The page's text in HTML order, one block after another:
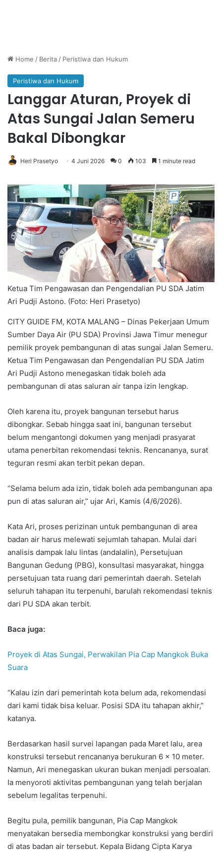
Home / Berita / Peristiwa dan Hukum
Peristiwa dan Hukum
Langgar Aturan, Proyek di
Atas Sungai Jalan Semeru
Bakal Dibongkar
Heri Prasetyo 4 Juni 2026 0 103 1 minute read
Ketua Tim Pengawasan dan Pengendalian PU SDA Jatim
Ari Pudji Astono. (Foto: Heri Prasetyo)
CITY GUIDE FM, KOTA MALANG – Dinas Pekerjaan Umum
Sumber Daya Air (PU SDA) Provinsi Jawa Timur menegur
pemilik proyek pembangunan di atas sungai Jalan Semeru.
Ketua Tim Pengawasan dan Pengendalian PU SDA Jatim
Ari Pudji Astono menegaskan tidak boleh ada
pembangunan di atas saluran air tanpa izin lengkap.
Oleh karena itu, proyek bangunan tersebut harus
dibongkar. Sebab hingga saat ini, bangunan tersebut
belum mengantongi dokumen yang menjadi prasyarat
utama penerbitan rekomendasi teknis. Rencananya, surat
teguran resmi akan terbit pekan depan.
“Selama belum ada izin, tidak boleh ada pembangunan apa
pun di atas saluran air,” ujar Ari, Kamis (4/6/2026).
Kata Ari, proses perizinan untuk pembangunan di area
badan air harus melewati sejumlah tahapan. Mulai dari
analisis dampak lalu lintas (andalalin), Persetujuan
Bangunan Gedung (PBG), konsultasi masyarakat, hingga
persetujuan tata ruang dari pemerintah daerah. Setelah
seluruh tahapan itu terpenuhi, barulah rekomendasi teknis
dari PU SDA akan terbit.
Baca juga:
Proyek di Atas Sungai, Perwakilan Pia Cap Mangkok Buka
Suara
“Kalau izin dari pemerintah kota belum ada, rekomendasi
dari kami tidak bisa keluar. Posisi SDA itu tahapan akhir,”
katanya.
Berdasarkan hasil survei lapangan pada Maret lalu, area
konstruksi tersebut rencananya berukuran 6 x 10 meter.
Namun, Ari menegaskan ukuran bukan menjadi persoalan.
Ia menyoroti aktivitas pembangunan yang telah berjalan
sebelum legalitas terpenuhi.
Begitu pula, pemilik bangunan, Pia Cap Mangkok
menyatakan bersedia membongkar konstruksi yang berdiri
di atas badan air tersebut. Kepala Bidang Cipta Karya